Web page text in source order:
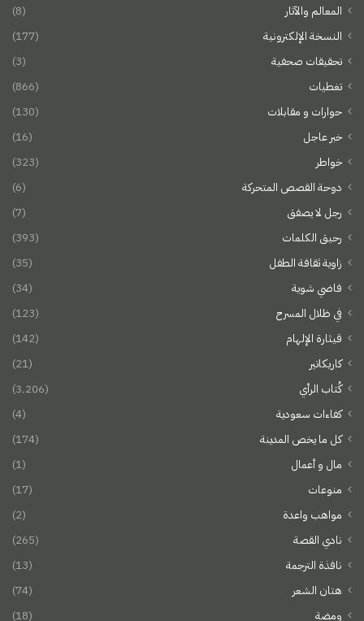
المعالم والآثار
(8)
النسخة الإلكترونية
(177)
تحقيقات صحفية
(3)
تغطيات
(866)
حوارات و مقابلات
(130)
خبر عاجل
(16)
خواطر
(323)
دوحة القصص المتحركة
(6)
رجل لا يصفق
(7)
رحيق الكلمات
(393)
زاوية ثقافة الطفل
(35)
فاضي شوية
(34)
في ظلال المسرح
(123)
قيثارة الإلهام
(142)
كاريكاتير
(21)
كُتاب الرأي
(3٬206)
كفاءات سعودية
(4)
كل ما يخص المدينة
(174)
مال و أعمال
(1)
منوعات
(17)
مواهب واعدة
(2)
نادي القصة
(265)
نافذة الترجمة
(13)
هتان الشعر
(74)
ومضة
(18)